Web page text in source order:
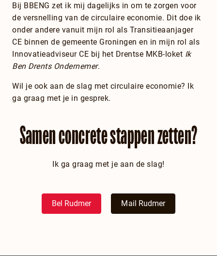
Bij BBENG zet ik mij dagelijks in om te zorgen voor
de versnelling van de circulaire economie. Dit doe ik
onder andere vanuit mijn rol als Transitieaanjager
CE binnen de gemeente Groningen en in mijn rol als
Innovatieadviseur CE bij het Drentse MKB-loket Ik
Ben Drents Ondernemer.
Wil je ook aan de slag met circulaire economie? Ik
ga graag met je in gesprek.
Samen concrete stappen zetten?
Ik ga graag met je aan de slag!
Bel Rudmer Mail Rudmer